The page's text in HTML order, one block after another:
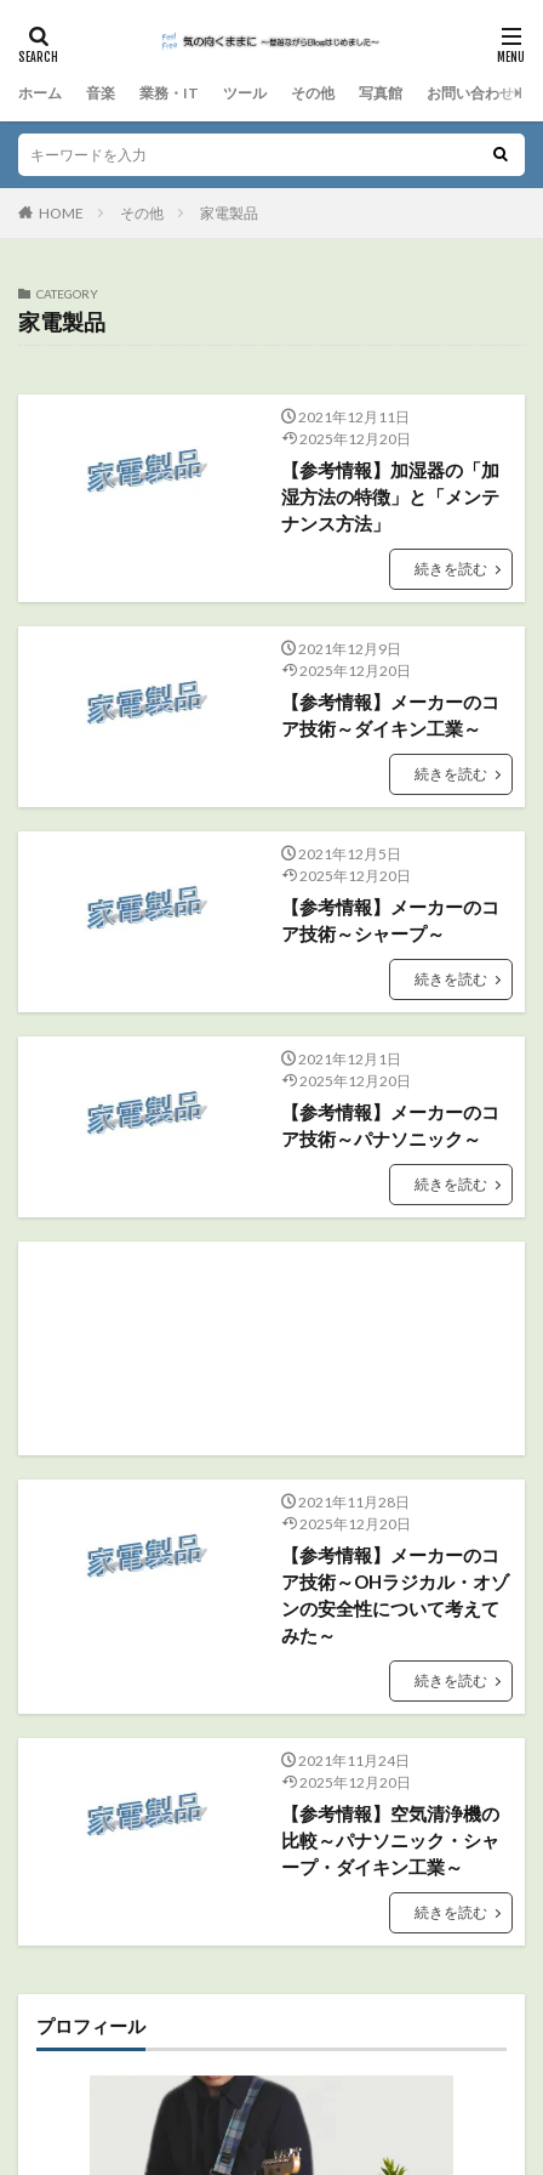
ホーム 音楽 業務・IT ツール その他 写真館 お問い合わせ
HOME その他 家電製品
CATEGORY
家電製品
2021年12月11日
2025年12月20日
【参考情報】加湿器の「加
湿方法の特徴」と「メンテ
ナンス方法」
続きを読む
2021年12月9日
2025年12月20日
【参考情報】メーカーのコ
ア技術～ダイキン工業～
続きを読む
2021年12月5日
2025年12月20日
【参考情報】メーカーのコ
ア技術～シャープ～
続きを読む
2021年12月1日
2025年12月20日
【参考情報】メーカーのコ
ア技術～パナソニック～
続きを読む
2021年11月28日
2025年12月20日
【参考情報】メーカーのコ
ア技術～OHラジカル・オゾ
ンの安全性について考えて
みた～
続きを読む
2021年11月24日
2025年12月20日
【参考情報】空気清浄機の
比較～パナソニック・シャ
ープ・ダイキン工業～
続きを読む
プロフィール